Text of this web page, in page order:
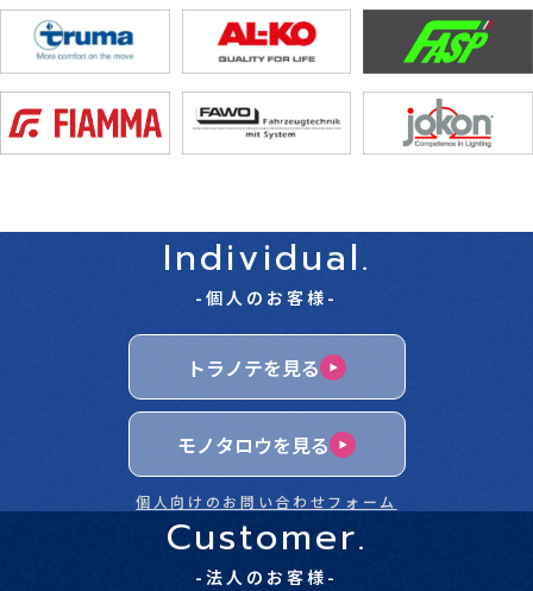
Individual.
-個人のお客様-
トラノテを見る
モノタロウを見る
個人向けのお問い合わせフォーム
Customer.
-法人のお客様-